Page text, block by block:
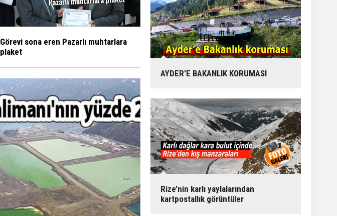
Görevi sona eren Pazarlı muhtarlara
plaket
AYDER'E BAKANLIK KORUMASI
Rize’nin karlı yaylalarından
kartpostallık görüntüler